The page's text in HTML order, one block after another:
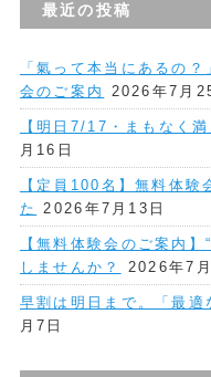
最近の投稿
「氣って本当にあるの
会のご案内
2026年7月
【明日7/17・まもなく
月16日
【定員100名】無料体
た
2026年7月13日
【無料体験会のご案内
しませんか？
2026年7
早割は明日まで。「最適
月7日